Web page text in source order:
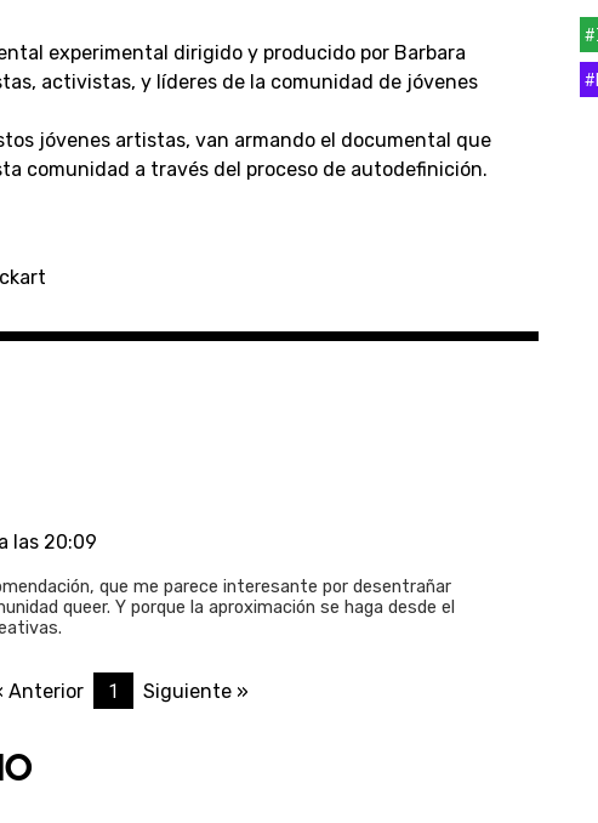
experimental dirigido y producido por Barbara
activistas, y líderes de la comunidad de jóvenes
jóvenes artistas, van armando el documental que
comunidad a través del proceso de autodefinición.
las 20:09
que me parece interesante por desentrañar
queer. Y porque la aproximación se haga desde el
Anterior 1 Siguiente »